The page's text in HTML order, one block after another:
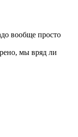
вообще просто
мы вряд ли